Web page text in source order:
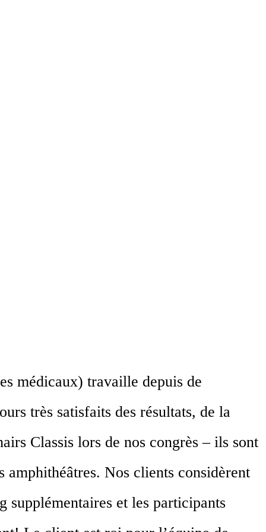
médicaux) travaille depuis de
très satisfaits des résultats, de la
Classis lors de nos congrès – ils sont
amphithéâtres. Nos clients considèrent
supplémentaires et les participants